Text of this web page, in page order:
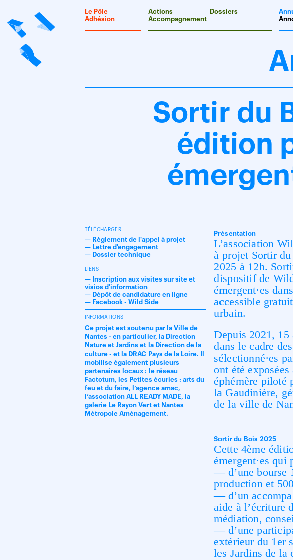
Le Pôle
Adhésion
Actions
Accompagnement
Dossiers
Sortir du
édition
Présentation
L’association
à projet Sortir
2025 à 12h.
dispositif de
émergent·es
accessible
urbain.
Depuis 2021, 15
dans le cadre
sélectionné·es
ont été
éphémère piloté
la Gaudinière,
de la ville de
Sortir du Bois 2025
Cette 4ème
émergent·es qui
— d’une bourse
production et
— d’un
aide à l’écriture
médiation,
— d’une
extérieur du 1er
les Jardins de la
TÉLÉCHARGER
— Règlement de l'appel à projet
— Lettre d'engagement
— Dossier technique
LIENS
— Inscription aux visites sur site et
visios d'information
— Dépôt de candidature en ligne
— Facebook - Wild Side
INFORMATIONS
Ce projet est soutenu par la Ville de
Nantes - en particulier, la Direction
Nature et Jardins et la Direction de la
culture - et la DRAC Pays de la Loire. Il
mobilise également plusieurs
partenaires locaux : le réseau
Factotum, les Petites écuries : arts du
feu et du faire, l’agence amac,
l’association ALL READY MADE, la
galerie Le Rayon Vert et Nantes
Métropole Aménagement.